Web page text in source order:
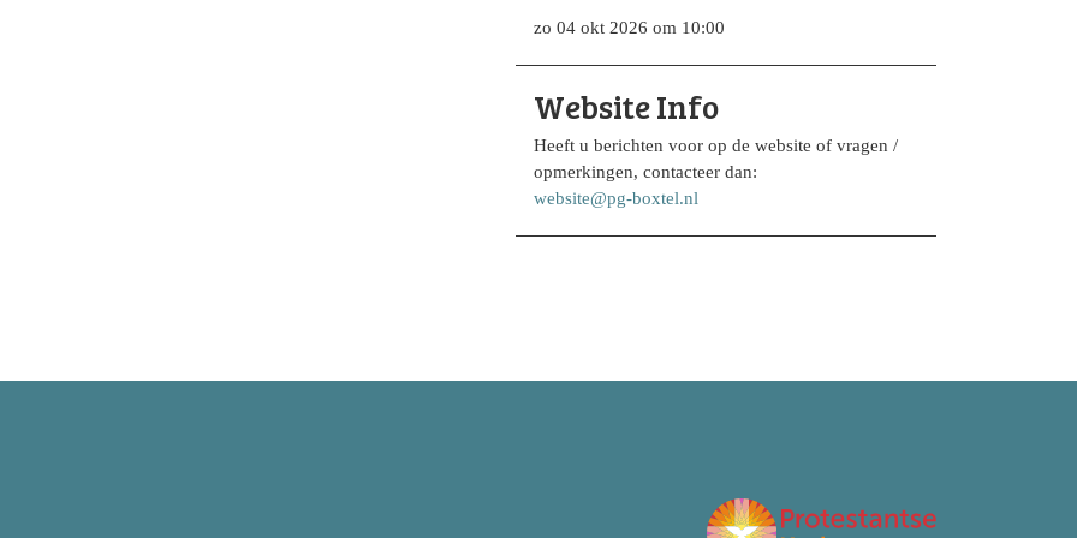
zo 04 okt 2026 om 10:00
Website Info
Heeft u berichten voor op de website of vragen /
opmerkingen, contacteer dan:
website@pg-boxtel.nl